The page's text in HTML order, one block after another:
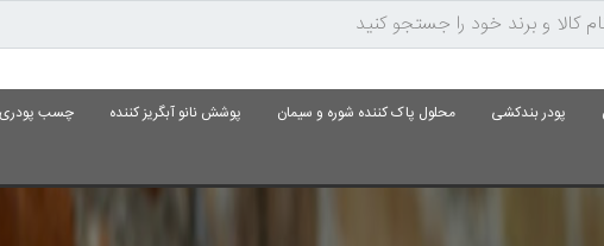
پودر بندکشی محلول پاک کننده شوره و سیمان پوشش نانو آبگریز کننده چسب